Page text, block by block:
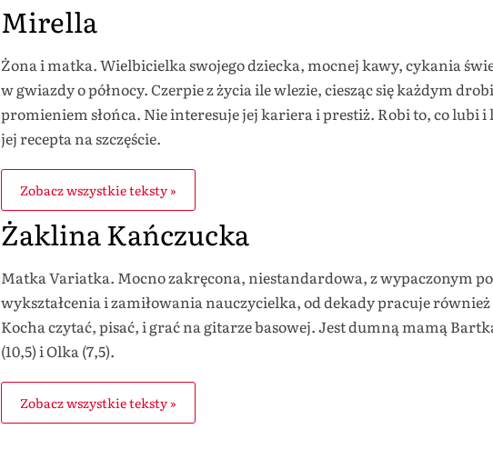
Mirella
Żona i matka. Wielbicielka swojego dziecka, mocnej kawy, cykania
w gwiazdy o północy. Czerpie z życia ile wlezie, ciesząc się każdym
promieniem słońca. Nie interesuje jej kariera i prestiż. Robi to, co lubi i
jej recepta na szczęście.
Zobacz wszystkie teksty »
Żaklina Kańczucka
Matka Variatka. Mocno zakręcona, niestandardowa, z wypaczonym
wykształcenia i zamiłowania nauczycielka, od dekady pracuje
Kocha czytać, pisać, i grać na gitarze basowej. Jest dumną mamą
(10,5) i Olka (7,5).
Zobacz wszystkie teksty »